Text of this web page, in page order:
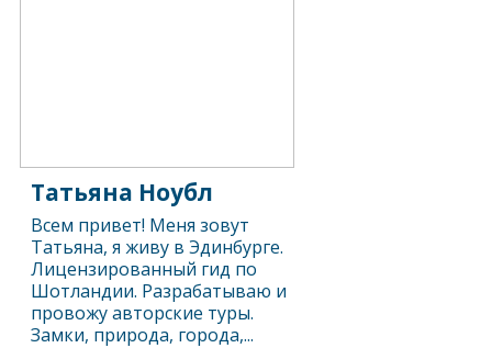
Татьяна Ноубл
Всем привет! Меня зовут
Татьяна, я живу в Эдинбурге.
Лицензированный гид по
Шотландии. Разрабатываю и
провожу авторские туры.
Замки, природа, города,...